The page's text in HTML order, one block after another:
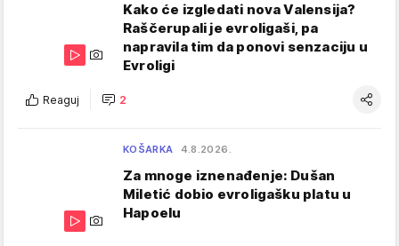
Kako će izgledati nova Valensija?
Raščerupali je evroligaši, pa
napravila tim da ponovi senzaciju u
Evroligi
Reaguj 2
KOŠARKA 4.8.2026.
Za mnoge iznenađenje: Dušan
Miletić dobio evroligašku platu u
Hapoelu